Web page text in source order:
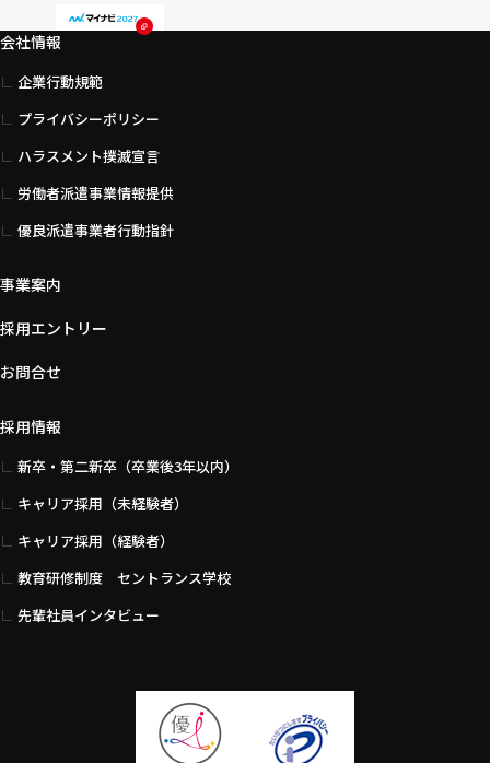
会社情報
企業行動規範
プライバシーポリシー
ハラスメント撲滅宣言
労働者派遣事業情報提供
優良派遣事業者行動指針
事業案内
採用エントリー
お問合せ
採用情報
新卒・第二新卒（卒業後3年以内）
キャリア採用（未経験者）
キャリア採用（経験者）
教育研修制度 セントランス学校
先輩社員インタビュー